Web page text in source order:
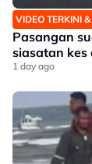
VIDEO TERKINI
Pasangan
siasatan kes
1 day ago